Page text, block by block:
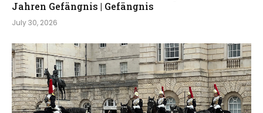
Jahren Gefängnis | Gefängnis
July 30, 2026